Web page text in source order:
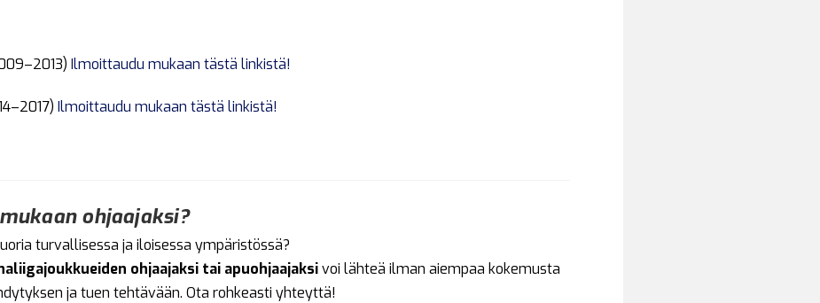
Ilmoittaudu mukaan tästä linkistä!
Ilmoittaudu mukaan tästä linkistä!
ohjaajaksi?
turvallisessa ja iloisessa ympäristössä?
ohjaajaksi tai apuohjaajaksivoi lähteä ilman aiempaa kokemusta
ja tuen tehtävään. Ota rohkeasti yhteyttä!